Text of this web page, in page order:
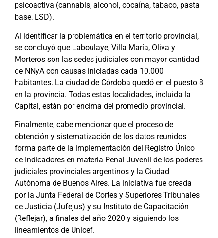
psicoactiva (cannabis, alcohol, cocaína, tabaco, pasta
base, LSD).
Al identificar la problemática en el territorio provincial,
se concluyó que Laboulaye, Villa María, Oliva y
Morteros son las sedes judiciales con mayor cantidad
de NNyA con causas iniciadas cada 10.000
habitantes. La ciudad de Córdoba quedó en el puesto 8
en la provincia. Todas estas localidades, incluida la
Capital, están por encima del promedio provincial.
Finalmente, cabe mencionar que el proceso de
obtención y sistematización de los datos reunidos
forma parte de la implementación del Registro Único
de Indicadores en materia Penal Juvenil de los poderes
judiciales provinciales argentinos y la Ciudad
Autónoma de Buenos Aires. La iniciativa fue creada
por la Junta Federal de Cortes y Superiores Tribunales
de Justicia (Jufejus) y su Instituto de Capacitación
(Reflejar), a finales del año 2020 y siguiendo los
lineamientos de Unicef.